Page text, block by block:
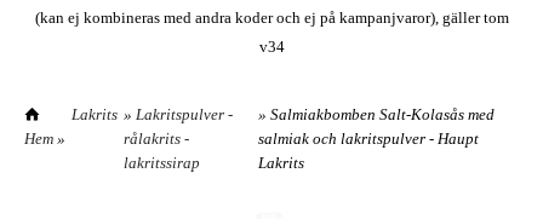
(kan ej kombineras med andra koder och ej på kampanjvaror), gäller tom
v34
Hem »
Lakrits » Lakritspulver -
rålakrits -
lakritssirap
» Salmiakbomben Salt-Kolasås med
salmiak och lakritspulver - Haupt
Lakrits